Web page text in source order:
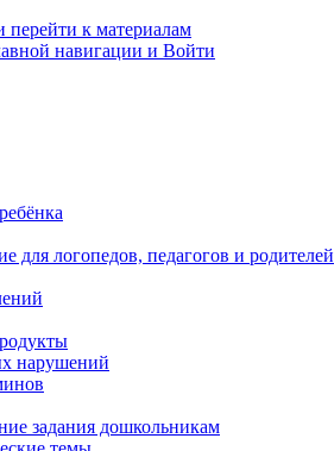
перейти к материалам
навигации и Войти
для логопедов, педагогов и родителей
нарушений
задания дошкольникам